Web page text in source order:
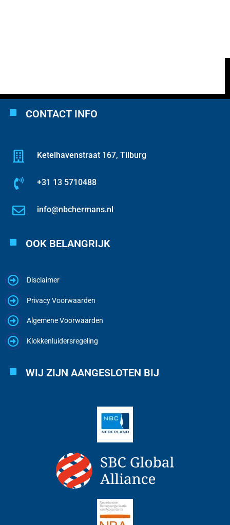
CONTACT INFO
Ketelhavenstraat 167, Tilburg
+31 13 5710488
info@nbchermans.nl
OOK BELANGRIJK
Disclaimer
Privacy Voorwaarden
Algemene Voorwaarden
Klokkenluidersregeling
WIJ ZIJN AANGESLOTEN BIJ